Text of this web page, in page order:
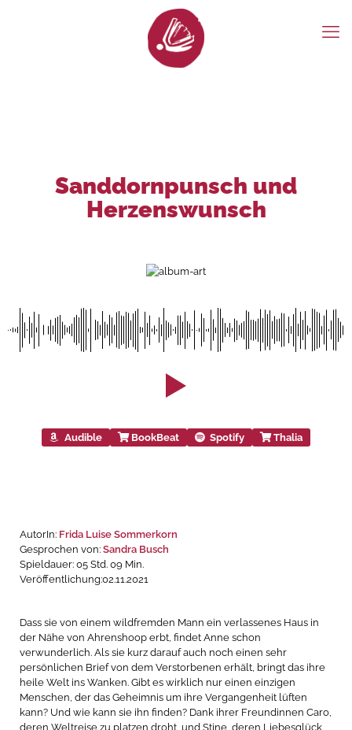
Sanddornpunsch und
Herzenswunsch
Audible BookBeat Spotify Thalia
AutorIn: Frida Luise Sommerkorn
Gesprochen von: Sandra Busch
Spieldauer: 05 Std. 09 Min.
Veröffentlichung:02.11.2021
Dass sie von einem wildfremden Mann ein verlassenes Haus in
der Nähe von Ahrenshoop erbt, findet Anne schon
verwunderlich. Als sie kurz darauf auch noch einen sehr
persönlichen Brief von dem Verstorbenen erhält, bringt das ihre
heile Welt ins Wanken. Gibt es wirklich nur einen einzigen
Menschen, der das Geheimnis um ihre Vergangenheit lüften
kann? Und wie kann sie ihn finden? Dank ihrer Freundinnen Caro,
deren Weltreise zu platzen droht, und Stine, deren Liebesglück